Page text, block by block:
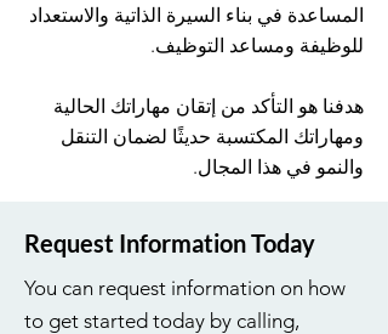
المساعدة في بناء السيرة الذاتية والاستعداد
للوظيفة ومساعد التوظيف.
هدفنا هو التأكد من إتقان مهاراتك الحالية
ومهاراتك المكتسبة حديثًا لضمان التنقل
والنمو في هذا المجال.
Request Information Today
You can request information on how
to get started today by calling,